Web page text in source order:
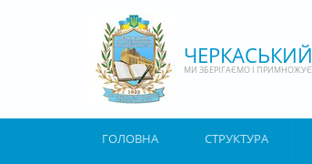
МИ ЗБЕРІГАЄМО І
ГОЛОВНА СТРУКТУРА